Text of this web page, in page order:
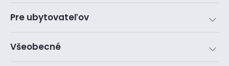
Pre ubytovateľov
Všeobecné